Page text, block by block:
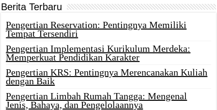
Berita Terbaru
Pengertian Reservation: Pentingnya Memiliki
Tempat Tersendiri
Pengertian Implementasi Kurikulum Merdeka:
Memperkuat Pendidikan Karakter
Pengertian KRS: Pentingnya Merencanakan Kuliah
dengan Baik
Pengertian Limbah Rumah Tangga: Mengenal
Jenis, Bahaya, dan Pengelolaannya